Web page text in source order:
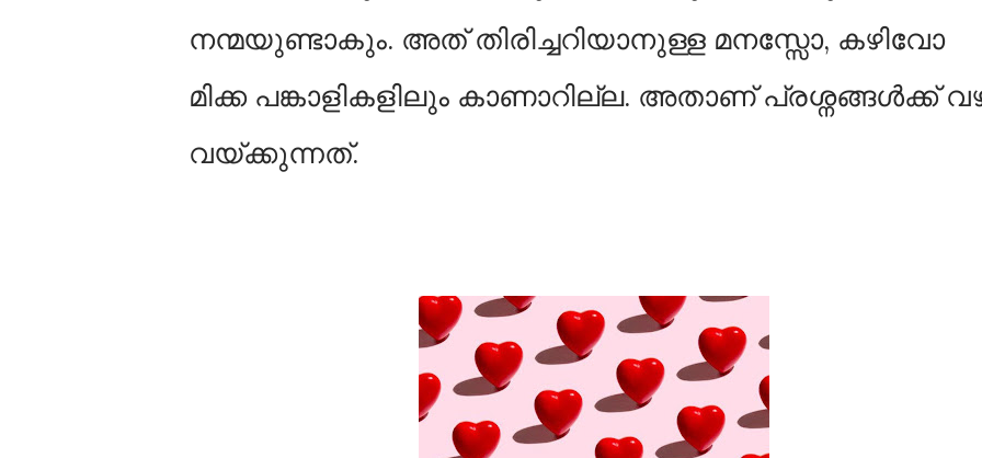
നന്മയുണ്ടാകും. അത് തിരിച്ചറിയാനുള്ള മനസ്സോ, കഴിവോ
മിക്ക പങ്കാളികളിലും കാണാറില്ല. അതാണ് പ്രശ്നങ്ങൾക്ക്
വയ്ക്കുന്നത്.